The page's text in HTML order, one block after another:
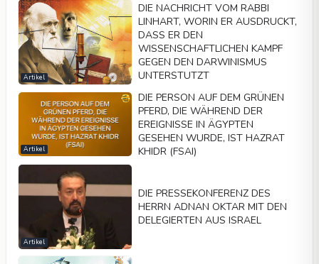
Artikel
DIE NACHRICHT VOM RABBI
LINHART, WORIN ER AUSDRUCKT,
DASS ER DEN
WISSENSCHAFTLICHEN KAMPF
GEGEN DEN DARWINISMUS
UNTERSTUTZT
Artikel
DIE PERSON AUF DEM GRÜNEN
PFERD, DIE WÄHREND DER
EREIGNISSE IN ÄGYPTEN
GESEHEN WURDE, IST HAZRAT
KHIDR (FSAI)
Artikel
DIE PRESSEKONFERENZ DES
HERRN ADNAN OKTAR MIT DEN
DELEGIERTEN AUS ISRAEL